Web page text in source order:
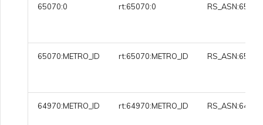
65070:0 rt:65070:0
65070:METRO_ID rt:65070:METRO_ID
64970:METRO_ID rt:64970:METRO_ID